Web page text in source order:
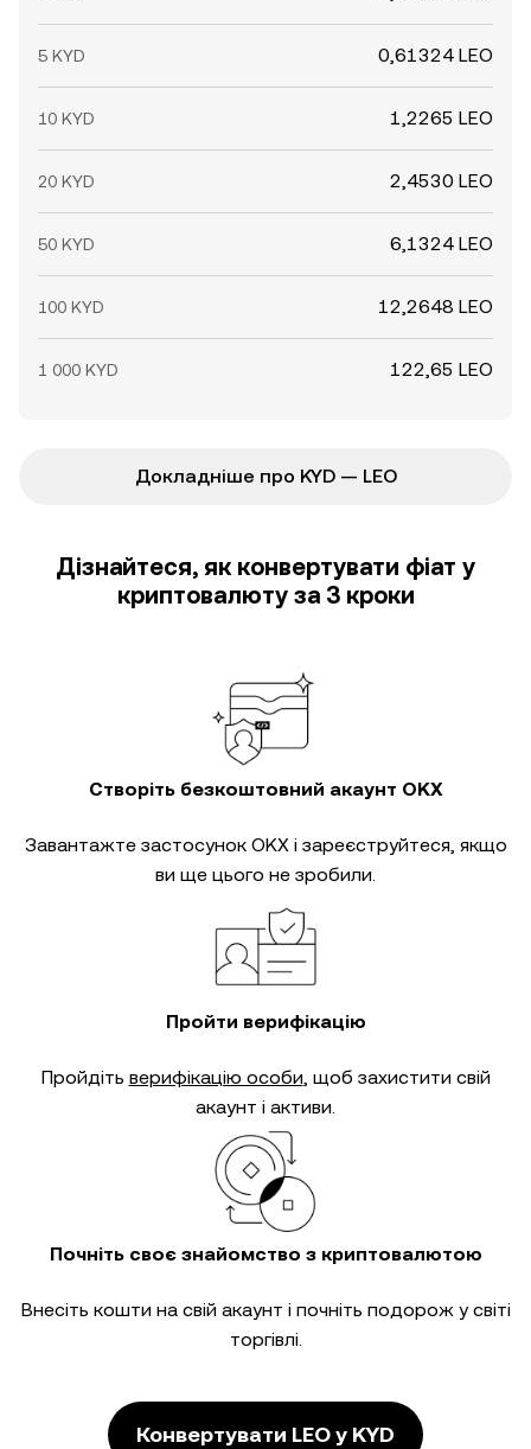
5 KYD 0,61324 LEO
10 KYD 1,2265 LEO
20 KYD 2,4530 LEO
50 KYD 6,1324 LEO
100 KYD 12,2648 LEO
1 000 KYD 122,65 LEO
Докладніше про KYD — LEO
Дізнайтеся, як конвертувати фіат у
криптовалюту за 3 кроки
Створіть безкоштовний акаунт OKX
Завантажте застосунок OKX і зареєструйтеся, якщо
ви ще цього не зробили.
Пройти верифікацію
Пройдіть верифікацію особи, щоб захистити свій
акаунт і активи.
Почніть своє знайомство з криптовалютою
Внесіть кошти на свій акаунт і почніть подорож у світі
торгівлі.
Конвертувати LEO у KYD